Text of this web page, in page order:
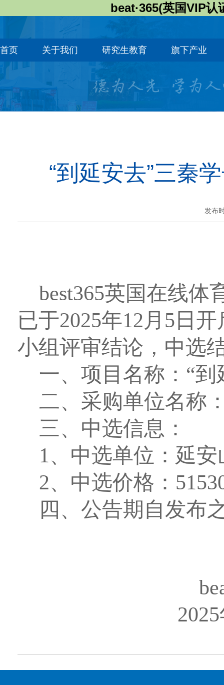
beat·365(英国VIP
首页 关于我们 研究生教育 旗下产业
“到延安去”三秦
发布
best365英国在线体
已于2025年12月5日
小组评审结论，中选
一、项目名称：“
二、采购单位名称
三、中选信息：
1、中选单位：延
2、中选价格：
四、公告期自发布